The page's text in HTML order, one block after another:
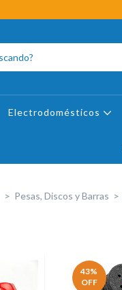
Electrodomésticos
> Pesas, Discos y Barras >
43%
OFF